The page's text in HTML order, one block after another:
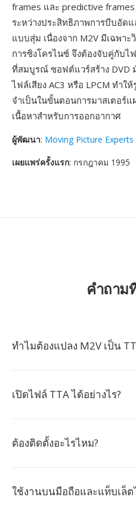
frames และ predictive
ระหว่างประสิทธิภาพการบีบอัด
แบบสุ่ม เนื่องจาก M2V มีเฉพา
การซิงโครไนซ์ จึงต้องจับคู่กับไ
ที่สมบูรณ์ ซอฟต์แวร์สร้าง DVD
ไฟล์เสียง AC3 หรือ LPCM ทำ
จำเป็นในขั้นตอนการมาสเตอร์
เนื้อหาสำหรับการออกอากาศ
ผู้พัฒนา: Moving Picture Experts
เผยแพร่ครั้งแรก: กรกฎาคม 1995
คำถาม
ทำไมต้องแปลง M2V เป็น
เปิดไฟล์ TTA ได้อย่างไร?
ต้องติดตั้งอะไรไหม?
ใช้งานบนมือถือและแท็บเล็ต